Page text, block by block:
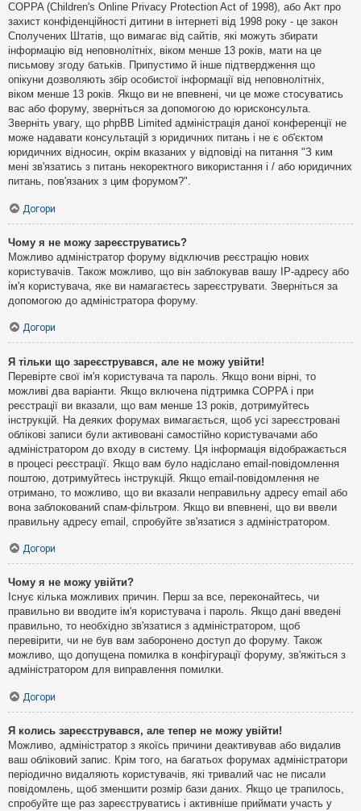
COPPA (Children's Online Privacy Protection Act of 1998), або Акт про
захист конфіденційності дитини в інтернеті від 1998 року - це закон
Сполучених Штатів, що вимагає від сайтів, які можуть збирати
інформацію від неповнолітніх, віком менше 13 років, мати на це
письмову згоду батьків. Припустимо й інше підтвердження що
опікуни дозволяють збір особистої інформації від неповнолітніх,
віком менше 13 років. Якщо ви не впевнені, чи це може стосуватись
вас або форуму, зверніться за допомогою до юрисконсульта.
Зверніть увагу, що phpBB Limited адміністрація даної конференції не
може надавати консультацій з юридичних питань і не є об'єктом
юридичних відносин, окрім вказаних у відповіді на питання "З ким
мені зв'язатись з питань некоректного використання і / або юридичних
питань, пов'язаних з цим форумом?".
Догори
Чому я не можу зареєструватись?
Можливо адміністратор форуму відключив реєстрацію нових
користувачів. Також можливо, що він заблокував вашу IP-адресу або
ім'я користувача, яке ви намагаєтесь зареєструвати. Зверніться за
допомогою до адміністратора форуму.
Догори
Я тільки що зареєструвався, але не можу увійти!
Перевірте свої ім'я користувача та пароль. Якщо вони вірні, то
можливі два варіанти. Якщо включена підтримка COPPA і при
реєстрації ви вказали, що вам менше 13 років, дотримуйтесь
інструкцій. На деяких форумах вимагається, щоб усі зареєстровані
облікові записи були активовані самостійно користувачами або
адміністратором до входу в систему. Ця інформація відображається
в процесі реєстрації. Якщо вам було надіслано email-повідомлення
поштою, дотримуйтесь інструкцій. Якщо email-повідомлення не
отримано, то можливо, що ви вказали неправильну адресу email або
вона заблокований спам-фільтром. Якщо ви впевнені, що ви ввели
правильну адресу email, спробуйте зв'язатися з адміністратором.
Догори
Чому я не можу увійти?
Існує кілька можливих причин. Перш за все, переконайтесь, чи
правильно ви вводите ім'я користувача і пароль. Якщо дані введені
правильно, то необхідно зв'язатися з адміністратором, щоб
перевірити, чи не був вам заборонено доступ до форуму. Також
можливо, що допущена помилка в конфігурації форуму, зв'яжіться з
адміністратором для виправлення помилки.
Догори
Я колись зареєструвався, але тепер не можу увійти!
Можливо, адміністратор з якоїсь причини деактивував або видалив
ваш обліковий запис. Крім того, на багатьох форумах адміністратори
періодично видаляють користувачів, які тривалий час не писали
повідомлень, щоб зменшити розмір бази даних. Якщо це трапилось,
спробуйте ще раз зареєструватись і активніше приймати участь у